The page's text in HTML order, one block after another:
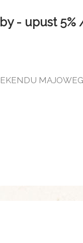
- upust